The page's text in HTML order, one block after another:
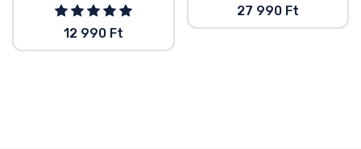
12 990 Ft
27 990 Ft